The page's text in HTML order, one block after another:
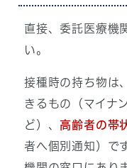
直接、委託医療機
い。
接種時の持ち物は
きるもの（マイナ
ど）、高齢者の帯
者ヘ個別通知）で